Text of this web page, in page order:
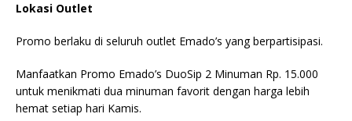
Lokasi Outlet
Promo berlaku di seluruh outlet Emado’s yang berpartisipasi.
Manfaatkan Promo Emado’s DuoSip 2 Minuman Rp. 15.000
untuk menikmati dua minuman favorit dengan harga lebih
hemat setiap hari Kamis.